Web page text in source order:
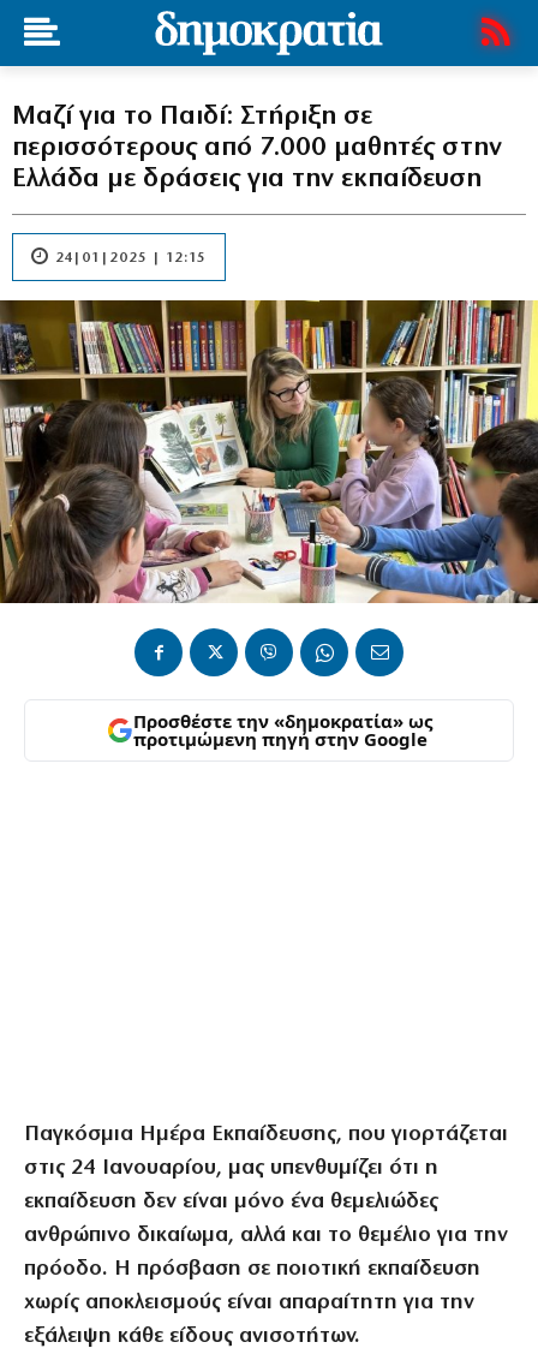
Μαζί για το Παιδί: Στήριξη σε
περισσότερους από 7.000 μαθητές στην
Ελλάδα με δράσεις για την εκπαίδευση
24|01|2025 | 12:15
Προσθέστε την «δημοκρατία» ως
προτιμώμενη πηγή στην Google
Παγκόσμια Ημέρα Εκπαίδευσης, που γιορτάζεται
στις 24 Ιανουαρίου, μας υπενθυμίζει ότι η
εκπαίδευση δεν είναι μόνο ένα θεμελιώδες
ανθρώπινο δικαίωμα, αλλά και το θεμέλιο για την
πρόοδο. Η πρόσβαση σε ποιοτική εκπαίδευση
χωρίς αποκλεισμούς είναι απαραίτητη για την
εξάλειψη κάθε είδους ανισοτήτων.